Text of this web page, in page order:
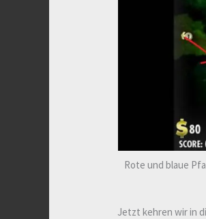
Rote und blaue
Jetzt kehren wir in